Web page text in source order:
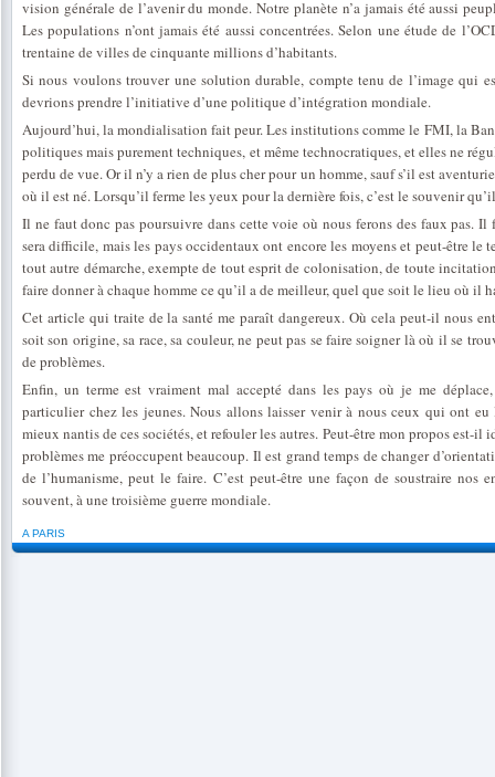
vision générale de l’avenir du monde. Notre planète n’a jamais été aussi
Les populations n’ont jamais été aussi concentrées. Selon une étude de
trentaine de villes de cinquante millions d’habitants.
Si nous voulons trouver une solution durable, compte tenu de l’image qui
devrions prendre l’initiative d’une politique d’intégration mondiale.
Aujourd’hui, la mondialisation fait peur. Les institutions comme le FMI, la
politiques mais purement techniques, et même technocratiques, et elles ne
perdu de vue. Or il n’y a rien de plus cher pour un homme, sauf s’il est
où il est né. Lorsqu’il ferme les yeux pour la dernière fois, c’est le souvenir
Il ne faut donc pas poursuivre dans cette voie où nous ferons des faux pas.
sera difficile, mais les pays occidentaux ont encore les moyens et peut-être le
tout autre démarche, exempte de tout esprit de colonisation, de toute
faire donner à chaque homme ce qu’il a de meilleur, quel que soit le lieu où il
Cet article qui traite de la santé me paraît dangereux. Où cela peut-il nous
soit son origine, sa race, sa couleur, ne peut pas se faire soigner là où il se
de problèmes.
Enfin, un terme est vraiment mal accepté dans les pays où je me
particulier chez les jeunes. Nous allons laisser venir à nous ceux qui ont
mieux nantis de ces sociétés, et refouler les autres. Peut-être mon propos est-il
problèmes me préoccupent beaucoup. Il est grand temps de changer
de l’humanisme, peut le faire. C’est peut-être une façon de soustraire nos
souvent, à une troisième guerre mondiale.
A PARIS